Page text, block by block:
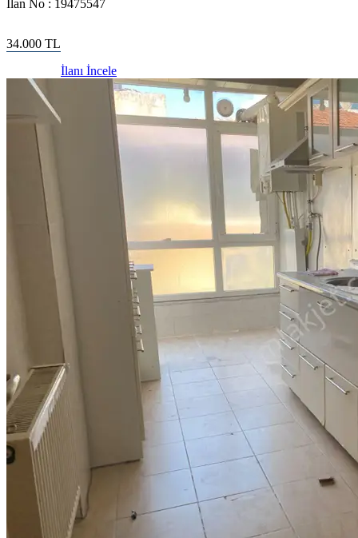
İlan No : 19475547
34.000 TL
İlanı İncele